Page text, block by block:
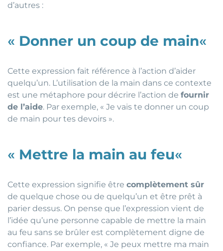
d’autres :
« Donner un coup de main«
Cette expression fait référence à l’action d’aider
quelqu’un. L’utilisation de la main dans ce contexte
est une métaphore pour décrire l’action de fournir
de l’aide. Par exemple, « Je vais te donner un coup
de main pour tes devoirs ».
« Mettre la main au feu«
Cette expression signifie être complètement sûr
de quelque chose ou de quelqu’un et être prêt à
parier dessus. On pense que l’expression vient de
l’idée qu’une personne capable de mettre la main
au feu sans se brûler est complètement digne de
confiance. Par exemple, « Je peux mettre ma main